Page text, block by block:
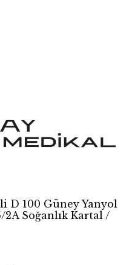
D 100 Güney Yanyol
2A Soğanlık Kartal /